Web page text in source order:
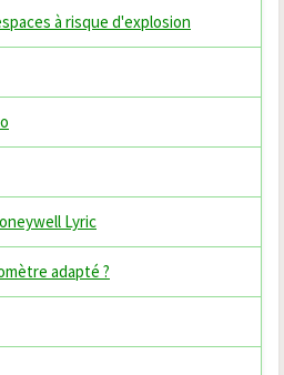
à risque d'explosion
Lyric
adapté ?